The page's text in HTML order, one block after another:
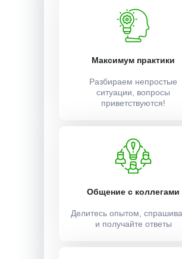
Максимум практики
Разбираем непростые
ситуации, вопросы
приветствуются!
Общение с коллегами
Делитесь опытом,
и получайте ответы